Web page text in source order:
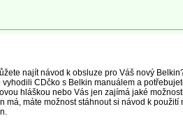
najít návod k obsluze pro Váš nový
vyhodili CDčko s Belkin manuálem a
hláškou nebo Vás jen zajímá jaké
má, máte možnost stáhnout si návod k použití